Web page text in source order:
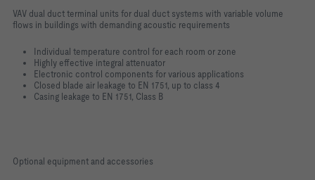
VAV dual duct terminal units for dual duct systems with variable volume
flows in buildings with demanding acoustic requirements
Individual temperature control for each room or zone
Highly effective integral attenuator
Electronic control components for various applications
Closed blade air leakage to EN 1751, up to class 4
Casing leakage to EN 1751, Class B
Optional equipment and accessories